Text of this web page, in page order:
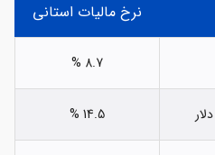
نرخ مالیات استانی
8.7 %
14.5 %